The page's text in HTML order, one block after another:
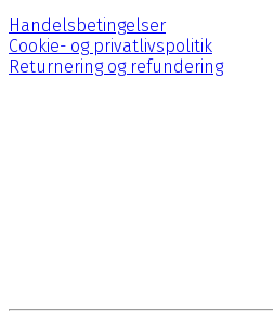
Handelsbetingelser
Cookie- og privatlivspolitik
Returnering og refundering